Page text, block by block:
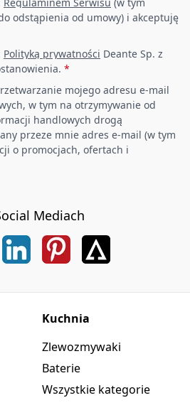
odstąpienia od umowy) i akceptuję
Polityką prywatności Deante Sp. z
*
mojego adresu e-mail
w tym na otrzymywanie od
handlowych drogą
przeze mnie adres e-mail (w tym
o promocjach, ofertach i
Mediach
Kuchnia
Zlewozmywaki
Baterie
Wszystkie kategorie